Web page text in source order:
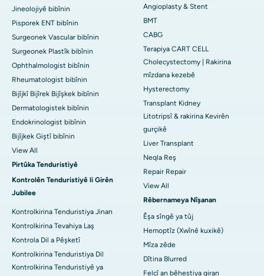
Jineolojiyê bibînin
Pisporek ENT bibînin
Surgeonek Vascular bibînin
Surgeonek Plastîk bibînin
Ophthalmologist bibînin
Rheumatologist bibînin
Bijîjkî Bijîrek Bijîşkek bibînin
Dermatologistek bibînin
Endokrinologist bibînin
Bijîjkek Giştî bibînin
View All
Pirtûka Tenduristiyê
Kontrolên Tenduristiyê li Girên
Jubilee
Kontrolkirina Tenduristiya Jinan
Kontrolkirina Tevahiya Laş
Kontrola Dil a Pêşketî
Kontrolkirina Tenduristiya Dil
Kontrolkirina Tenduristiyê ya
Angioplasty & Stent
BMT
CABG
Terapiya CART CELL
Cholecystectomy | Rakirina
mîzdana kezebê
Hysterectomy
Transplant Kidney
Litotripsî & rakirina Kevirên
gurçikê
Liver Transplant
Neqla Reş
Repair Repair
View All
Rêbernameya Nîşanan
Êşa sîngê ya tûj
Hemoptîz (Xwînê kuxikê)
Mîza zêde
Dîtina Blurred
Felcî an bêhestiya giran